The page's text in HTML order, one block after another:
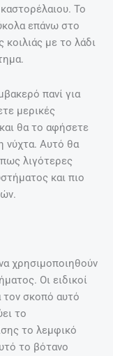
Το
επάνω στο
με το λάδι
πανί για
μερικές
θα το αφήσετε
νύχτα. Αυτό θα
λιγότερες
και πιο
χρησιμοποιηθούν
Οι ειδικοί
τον σκοπό αυτό
το
το λεμφικό
το βότανο